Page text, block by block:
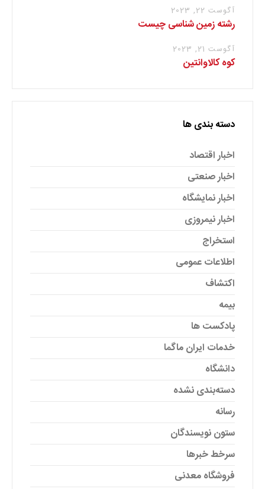
آگوست 22, 2023
رشته زمین شناسی چیست
آگوست 21, 2023
کوه کالاوانتین
دسته بندی ها
اخبار اقتصاد
اخبار صنعتی
اخبار نمایشگاه
اخبار نیمروزی
استخراج
اطلاعات عمومی
اکتشاف
بیمه
پادکست ها
خدمات ایران ماگما
دانشگاه
دسته‌بندی نشده
رسانه
ستون نویسندگان
سرخط خبرها
فروشگاه معدنی